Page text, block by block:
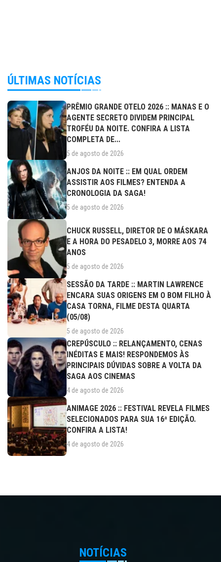
ÚLTIMAS NOTÍCIAS
PRÊMIO GRANDE OTELO 2026 :: MANAS E O
AGENTE SECRETO DIVIDEM PRINCIPAL
TROFÉU DA NOITE. CONFIRA A LISTA
COMPLETA DE...
5 de agosto de 2026
ANJOS DA NOITE :: EM QUAL ORDEM
ASSISTIR AOS FILMES? ENTENDA A
CRONOLOGIA DA SAGA!
5 de agosto de 2026
CHUCK RUSSELL, DIRETOR DE O MÁSKARA
E A HORA DO PESADELO 3, MORRE AOS 74
ANOS
5 de agosto de 2026
SESSÃO DA TARDE :: MARTIN LAWRENCE
ENCARA SUAS ORIGENS EM O BOM FILHO À
CASA TORNA, FILME DESTA QUARTA
(05/08)
5 de agosto de 2026
CREPÚSCULO :: RELANÇAMENTO, CENAS
INÉDITAS E MAIS! RESPONDEMOS ÀS
PRINCIPAIS DÚVIDAS SOBRE A VOLTA DA
SAGA AOS CINEMAS
4 de agosto de 2026
ANIMAGE 2026 :: FESTIVAL REVELA FILMES
SELECIONADOS PARA SUA 16ª EDIÇÃO.
CONFIRA A LISTA!
4 de agosto de 2026
NOTÍCIAS